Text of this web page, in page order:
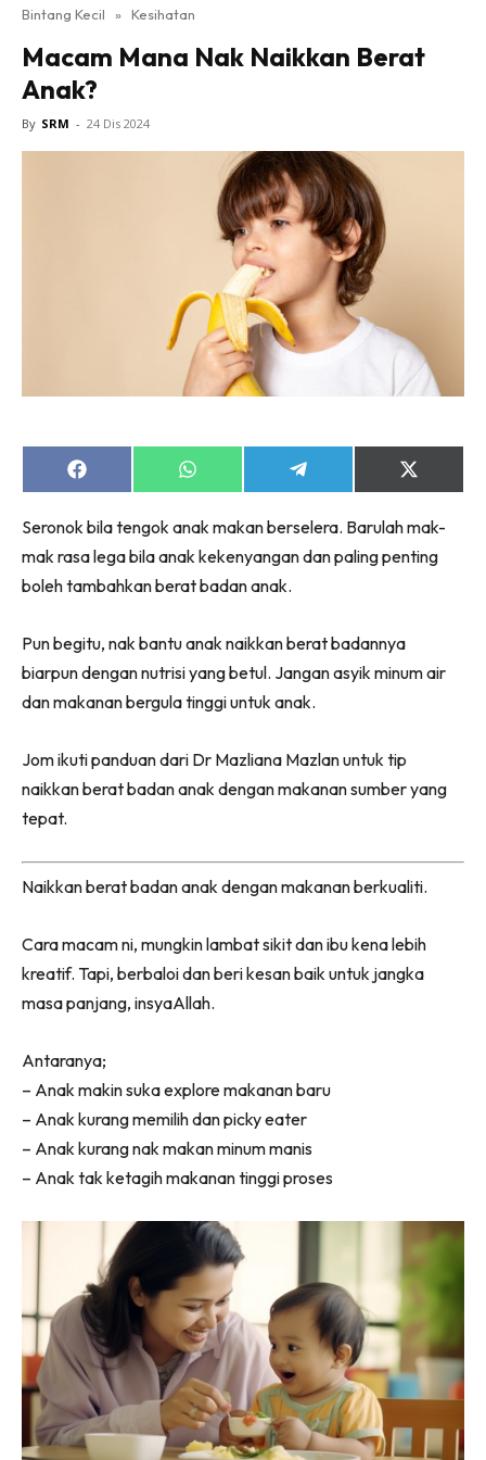
Bintang Kecil » Kesihatan
Macam Mana Nak Naikkan Berat
Anak?
By SRM - 24 Dis 2024
Share
on
Share
on
Share
on
Share
on
(Twitter)
Seronok bila tengok anak makan berselera. Barulah mak-
mak rasa lega bila anak kekenyangan dan paling penting
boleh tambahkan berat badan anak.
Pun begitu, nak bantu anak naikkan berat badannya
biarpun dengan nutrisi yang betul. Jangan asyik minum air
dan makanan bergula tinggi untuk anak.
Jom ikuti panduan dari Dr Mazliana Mazlan untuk tip
naikkan berat badan anak dengan makanan sumber yang
tepat.
Naikkan berat badan anak dengan makanan berkualiti.
Cara macam ni, mungkin lambat sikit dan ibu kena lebih
kreatif. Tapi, berbaloi dan beri kesan baik untuk jangka
masa panjang, insyaAllah.
Antaranya;
– Anak makin suka explore makanan baru
– Anak kurang memilih dan picky eater
– Anak kurang nak makan minum manis
– Anak tak ketagih makanan tinggi proses